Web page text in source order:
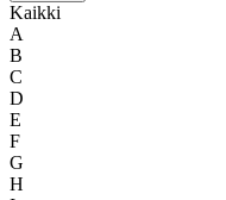
Kaikki
A
B
C
D
E
F
G
H